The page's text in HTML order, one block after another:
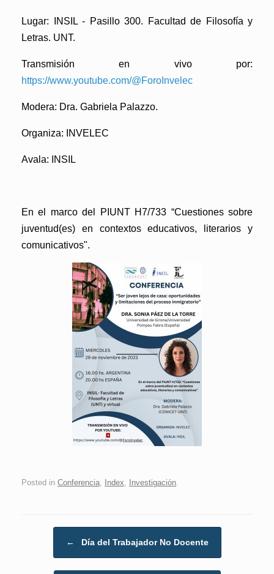
Lugar: INSIL - Pasillo 300. Facultad de Filosofía y
Letras. UNT.
Transmisión en vivo por:
https://www.youtube.com/@ForoInvelec
Modera: Dra. Gabriela Palazzo.
Organiza: INVELEC
Avala: INSIL
En el marco del PIUNT H7/733 “Cuestiones sobre
juventud(es) en contextos educativos, literarios y
comunicativos".
Posted in Conferencia Index Investigación
← Día del Trabajador No Docente